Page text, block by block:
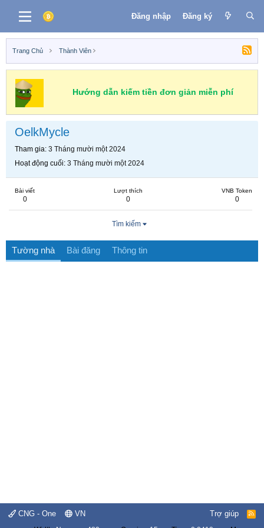
Đăng nhập Đăng ký
Trang Chủ Thành Viên
Hướng dẫn kiếm tiền đơn giản miễn phí
OelkMycle
Tham gia 3 Tháng mười một 2024
Hoạt động cuối 3 Tháng mười một 2024
Bài viết
0
Lượt thích
0
VNB Token
0
Tìm kiếm
Tường nhà Bài đăng Thông tin
CNG - One VN Trợ giúp
R